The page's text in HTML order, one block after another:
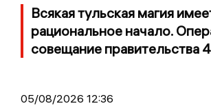
Всякая тульская магия
рациональное начало.
совещание правительства 4
05/08/2026 12:36